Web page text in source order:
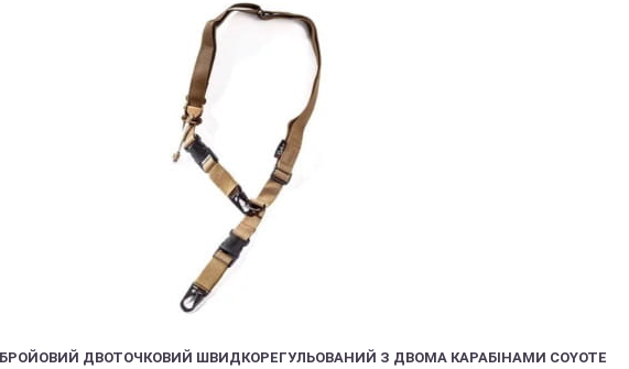
ДВОТОЧКОВИЙ ШВИДКОРЕГУЛЬОВАНИЙ З ДВОМА КАРАБІНАМИ COYOTE